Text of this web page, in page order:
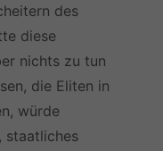
des
diese
nichts zu tun
die Eliten in
würde
staatliches